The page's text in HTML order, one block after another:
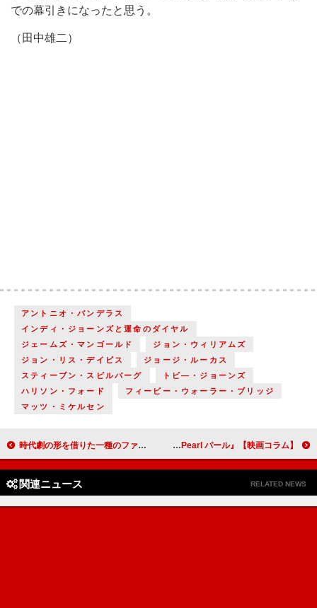
での幕引きになったと思う。
（田中雄二）
アントニオ・バンデラス
インディ・ジョーンズと運命のダイヤル
ジェームズ・マンゴールド
ジョン・ウィリアムズ
ジョン・リス・デイビス
ジョージ・ルーカス
スティーブン・スピルバーグ
トビ―・ジョーンズ
ハリソン・フォード
フィービー・ウォーラー・ブリッジ
マッツ・ミケルセン
時代劇の形を借りた一種のファンタジー『大名倒産』／繰り返す２分間のタイムループを描く『リバー、流れないでよ』【映画コラム】 台湾映画『１秒先の彼女』をリメークした『１秒先の彼』／悪魔的な魅力で他のホラーとは一線を画す『Pearl パール』【映画コラム】
関連ニュース RELATED NEWS